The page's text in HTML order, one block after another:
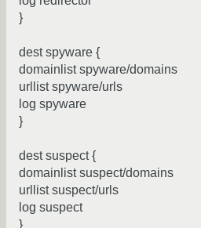
}
dest spyware {
domainlist spyware/domains
urllist spyware/urls
log spyware
}
dest suspect {
domainlist suspect/domains
urllist suspect/urls
log suspect
}